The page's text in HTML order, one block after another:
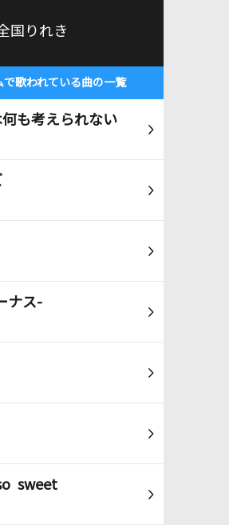
国りれき
で歌われている曲の一覧
も考えられない
ナス-
sweet